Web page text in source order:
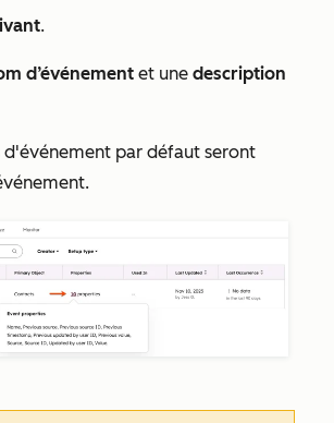
.
d’événement et une description
d'événement par défaut seront